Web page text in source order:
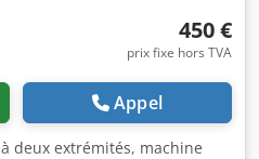
450 €
prix fixe hors TVA
Appel
deux extrémités, machine